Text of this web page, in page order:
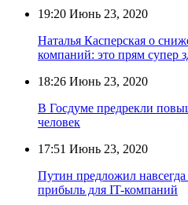
19:20 Июнь 23, 2020
Наталья Касперская о
компаний: это прям супер
18:26 Июнь 23, 2020
В Госдуме предрекли
человек
17:51 Июнь 23, 2020
Путин предложил навсегда
прибыль для IT-компаний